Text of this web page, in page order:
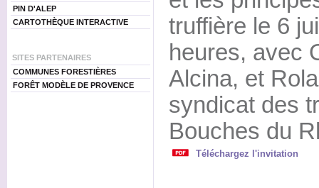
PIN D'ALEP
CARTOTHÈQUE INTERACTIVE
SITES PARTENAIRES
COMMUNES FORESTIÈRES
FORÊT MODÈLE DE PROVENCE
truffière le 6
heures, avec
Alcina, et
syndicat des
Bouches du
Téléchargez l'invitation